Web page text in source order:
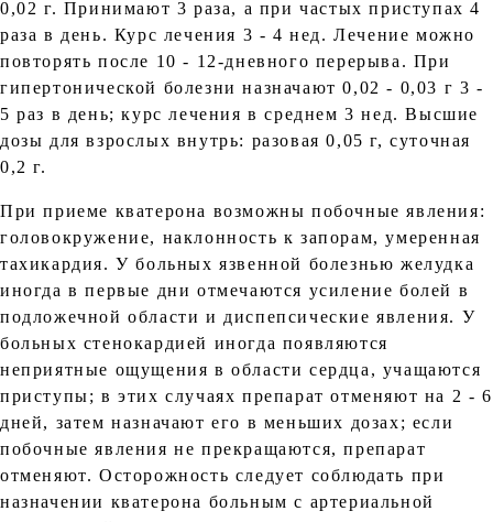
0,02 г. Принимают 3 раза, а при частых приступах 4
раза в день. Курс лечения 3 - 4 нед. Лечение можно
повторять после 10 - 12-дневного перерыва. При
гипертонической болезни назначают 0,02 - 0,03 г 3 -
5 раз в день; курс лечения в среднем 3 нед. Высшие
дозы для взрослых внутрь: разовая 0,05 г, суточная
0,2 г.
При приеме кватерона возможны побочные явления:
головокружение, наклонность к запорам, умеренная
тахикардия. У больных язвенной болезнью желудка
иногда в первые дни отмечаются усиление болей в
подложечной области и диспепсические явления. У
больных стенокардией иногда появляются
неприятные ощущения в области сердца, учащаются
приступы; в этих случаях препарат отменяют на 2 - 6
дней, затем назначают его в меньших дозах; если
побочные явления не прекращаются, препарат
отменяют. Осторожность следует соблюдать при
назначении кватерона больным с артериальной